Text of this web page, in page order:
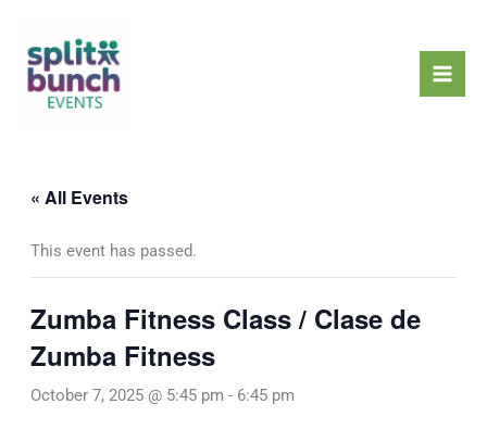
content
« All Events
This event has passed.
Zumba Fitness Class / Clase de
Zumba Fitness
October 7, 2025 @ 5:45 pm - 6:45 pm